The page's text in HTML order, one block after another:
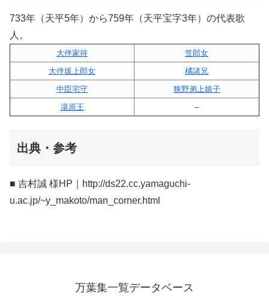
733年（天平5年）から759年（天平宝字3年）の代表歌
人。
大伴家持
笠郎女
大伴坂上郎女
橘諸兄
中臣宅守
狭野弟上娘子
湯原王
–
出典・参考
■ 吉村誠 様HP｜http://ds22.cc.yamaguchi-
u.ac.jp/~y_makoto/man_corner.html
万葉集一覧データベース